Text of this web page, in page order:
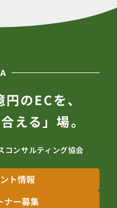
のECを、
える」場。
コンサルティング協会
ト情報
ナー募集